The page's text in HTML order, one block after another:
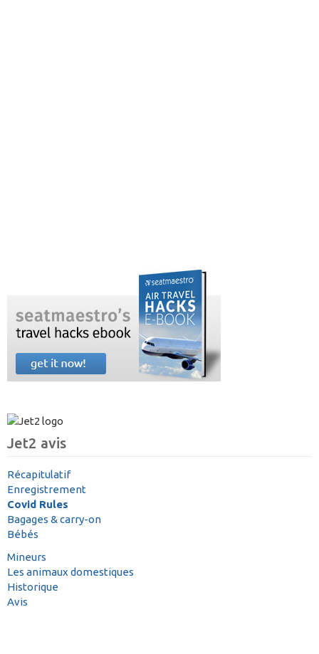
Jet2 avis
Récapitulatif
Enregistrement
Covid Rules
Bagages & carry-on
Bébés
Mineurs
Les animaux domestiques
Historique
Avis